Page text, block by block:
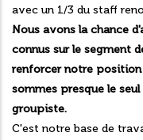
avec un 1/3 du staff
Nous avons la chance
connus sur le segment
renforcer notre position
sommes presque le
groupiste.
C'est notre base de